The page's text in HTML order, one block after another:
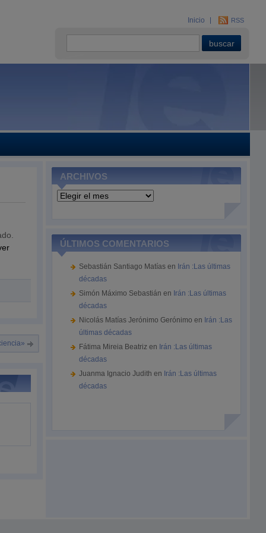
Inicio RSS
ARCHIVOS
Archivos
ÚLTIMOS COMENTARIOS
Sebastián Santiago Matías en Irán :Las últimas
décadas
Simón Máximo Sebastián en Irán :Las últimas
décadas
Nicolás Matías Jerónimo Gerónimo en Irán :Las
últimas décadas
Fátima Mireia Beatriz en Irán :Las últimas
décadas
Juanma Ignacio Judith en Irán :Las últimas
décadas